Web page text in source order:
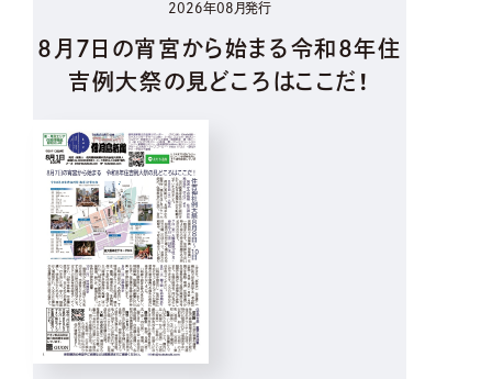
2026年08月発行
8月7日の宵宮から始まる令和8年住
吉例大祭の見どころはここだ！